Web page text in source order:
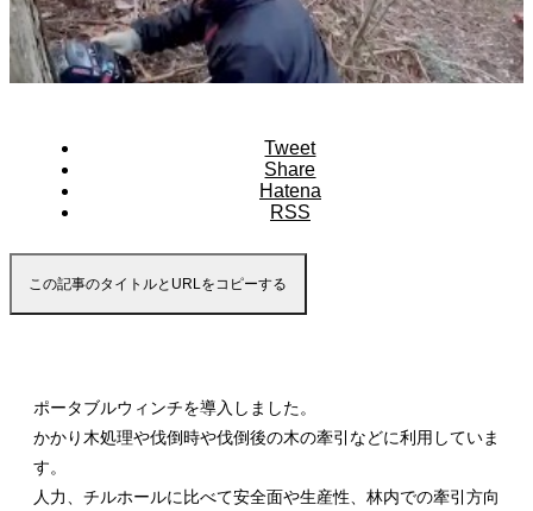
Tweet
Share
Hatena
RSS
この記事のタイトルとURLをコピーする
ポータブルウィンチを導入しました。
かかり木処理や伐倒時や伐倒後の木の牽引などに利用していま
す。
人力、チルホールに比べて安全面や生産性、林内での牽引方向